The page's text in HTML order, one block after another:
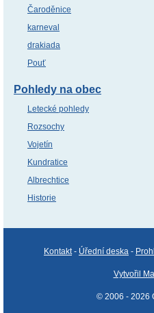
Čaroděnice
karneval
drakiada
Pouť
Pohledy na obec
Letecké pohledy
Rozsochy
Vojetín
Kundratice
Albrechtice
Historie
Kontakt- Úřední deska -
Vytvořil
© 2006 - 2026